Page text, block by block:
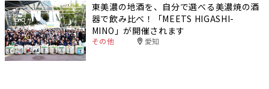
東美濃の地酒を、自分で選べる美濃焼の酒
器で飲み比べ！「MEETS HIGASHI-
MINO」が開催されます
その他 愛知